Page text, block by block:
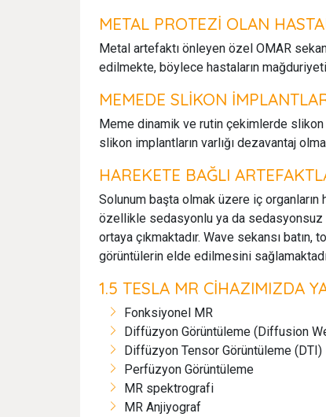
METAL PROTEZİ OLAN
Metal artefaktı önleyen özel OMAR
edilmekte, böylece hastaların
MEMEDE SLİKON
Meme dinamik ve rutin çekimlerde slikon
slikon implantların varlığı dezavantaj
HAREKETE BAĞLI
Solunum başta olmak üzere iç
özellikle sedasyonlu ya da sedasyonsuz
ortaya çıkmaktadır. Wave sekansı
görüntülerin elde edilmesini
1.5 TESLA MR CİHAZIMIZDA
Fonksiyonel MR
Diffüzyon Görüntüleme (Diffusion
Diffüzyon Tensor Görüntüleme (DTI)
Perfüzyon Görüntüleme
MR spektrografi
MR Anjiyograf